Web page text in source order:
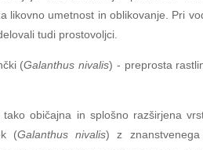
likovno umetnost in oblikovanje. Pri
tudi prostovoljci.
(Galanthus nivalis) - preprosta
običajna in splošno razširjena
(Galanthus nivalis) z znanstvenega